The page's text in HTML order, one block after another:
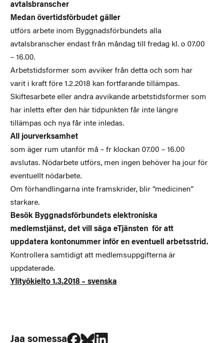
avtalsbranscher
Medan övertidsförbudet gäller
utförs arbete inom Byggnadsförbundets alla
avtalsbranscher endast från måndag till fredag kl. o 07.00
– 16.00.
Arbetstidsformer som avviker från detta och som har
varit i kraft före 1.2.2018 kan fortfarande tillämpas.
Skiftesarbete eller andra avvikande arbetstidsformer som
har inletts efter den här tidpunkten får inte längre
tillämpas och nya får inte inledas.
All jourverksamhet
som äger rum utanför må – fr klockan 07.00 – 16.00
avslutas. Nödarbete utförs, men ingen behöver ha jour för
eventuellt nödarbete.
Om förhandlingarna inte framskrider, blir ”medicinen”
starkare.
Besök Byggnadsförbundets elektroniska
medlemstjänst, det vill säga eTjänsten för att
uppdatera kontonummer inför en eventuell arbetsstrid.
Kontrollera samtidigt att medlemsuppgifterna är
uppdaterade.
Ylityökielto 1.3.2018 – svenska
Jaa somessa
Jaa Facebookissa
Jaa Blueskyssa
Jaa LinkedIn:ssä